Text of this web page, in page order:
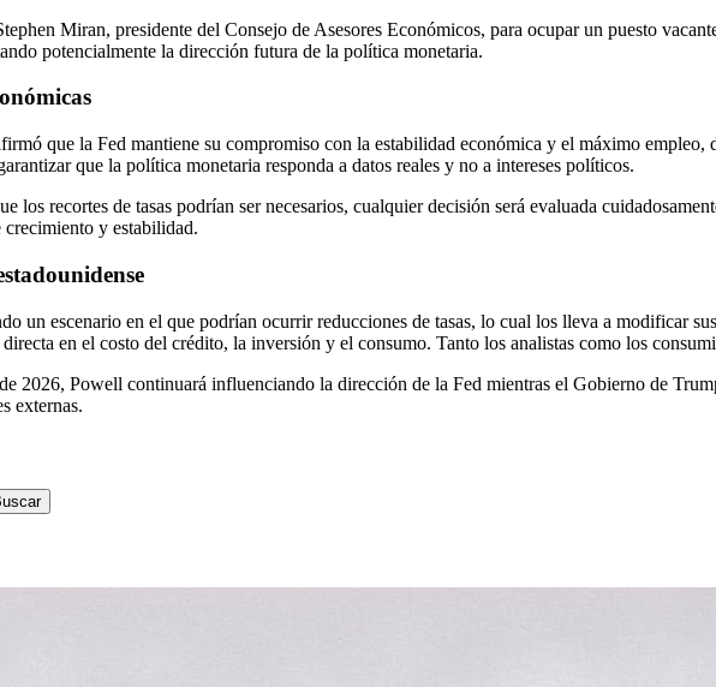
Miran, presidente del Consejo de Asesores Económicos, para ocupar un puesto
potencialmente la dirección futura de la política monetaria.
que la Fed mantiene su compromiso con la estabilidad económica y el máximo empleo,
que la política monetaria responda a datos reales y no a intereses políticos.
los recortes de tasas podrían ser necesarios, cualquier decisión será evaluada
y estabilidad.
un escenario en el que podrían ocurrir reducciones de tasas, lo cual los lleva a modificar
en el costo del crédito, la inversión y el consumo. Tanto los analistas como los
2026, Powell continuará influenciando la dirección de la Fed mientras el Gobierno de
externas.